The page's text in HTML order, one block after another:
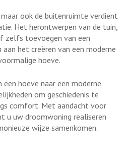
ook de buitenruimte verdient
Het herontwerpen van de tuin,
zelfs toevoegen van een
aan het creëren van een moderne
hoeve.
hoeve naar een moderne
om geschiedenis te
comfort. Met aandacht voor
u uw droomwoning realiseren
wijze samenkomen.